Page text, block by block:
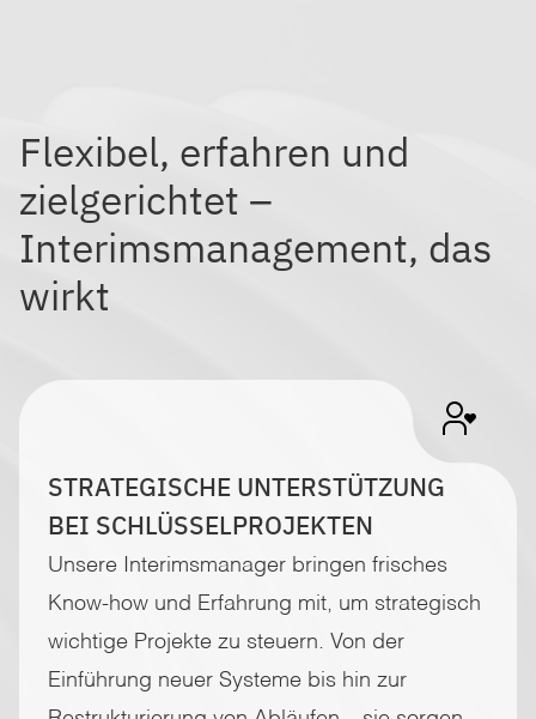
Flexibel, erfahren und
zielgerichtet –
Interimsmanagement, das
wirkt
STRATEGISCHE UNTERSTÜTZUNG
BEI SCHLÜSSELPROJEKTEN
Unsere Interimsmanager bringen frisches
Know-how und Erfahrung mit, um strategisch
wichtige Projekte zu steuern. Von der
Einführung neuer Systeme bis hin zur